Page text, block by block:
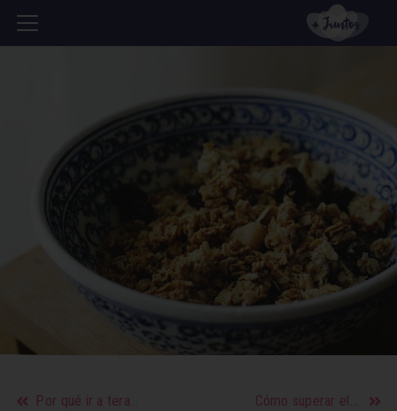
Por qué ir a terapia puede salvar tu salud mental Cómo superar el insomnio para dormir bien todas las noches